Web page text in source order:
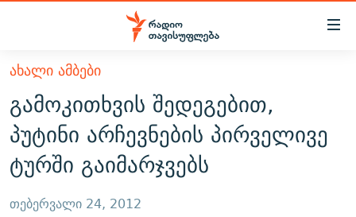
Accessibility
მთავარ
შინაარსზე
დაბრუნება
მთავარ
ნავიგაციაზე
დაბრუნება
ძიებაზე
ᲐᲮᲐᲚᲘ ᲐᲛᲑᲔᲑᲘ
ᲗᲔᲛᲔᲑᲘ
ᲞᲝᲚᲘᲢᲘᲙᲐ
ᲔᲙᲝᲜᲝᲛᲘᲙᲐ
ᲡᲐᲖᲝᲒᲐᲓᲝᲔᲑᲐ
ᲕᲘᲓᲔᲝ
ᲑᲚᲝᲒᲔᲑᲘ
ᲞᲝᲓᲙᲐᲡᲢᲔᲑᲘ
ᲐᲮᲐᲚᲘ ᲐᲛᲑᲔᲑᲘ
გამოკითხვის შედეგებით,
პუტინი არჩევნების პირველივე
ტურში გაიმარჯვებს
თებერვალი 24, 2012